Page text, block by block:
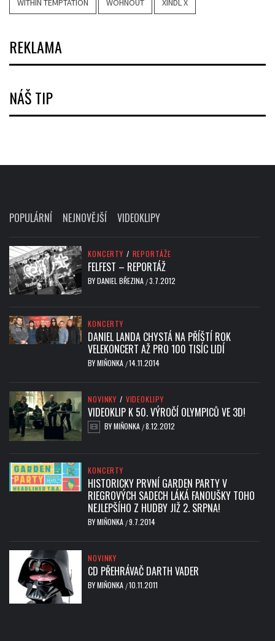
WITHIN TEMPTATION WOHNOUT XINDL X
REKLAMA
NÁŠ TIP
POPULÁRNÍ NEJNOVĚJŠÍ VIDEOKLIPY
KONCERTY / REPORTÁŽE
FELFEST – REPORTÁŽ
BYDANIEL BŘEZINA /3.7.2012
KONCERTY
DANIEL LANDA CHYSTÁ NA PŘÍŠTÍ ROK
VELEKONCERT AŽ PRO 100 TISÍC LIDÍ
BYMIŇONKA /14.11.2014
NOVINKY / VIDEOKLIPY
VIDEOKLIP K 50. VÝROČÍ OLYMPICŮ VE 3D!
BYMIŇONKA /8.12.2012
KONCERTY
HISTORICKY PRVNÍ GARDEN PARTY V
RIEGROVÝCH SADECH LÁKÁ FANOUŠKY TOHO
NEJLEPŠÍHO Z HUDBY JIŽ 2. SRPNA!
BYMIŇONKA /9.7.2014
NOVINKY
CD PŘEHRÁVAČ DARTH VADER
BYMIŇONKA /10.11.2011